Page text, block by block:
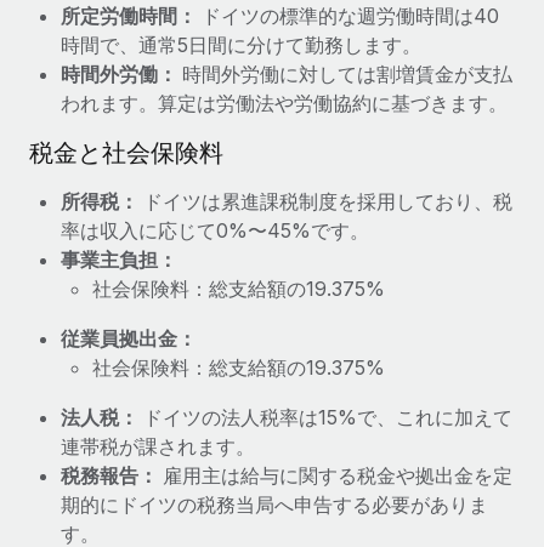
福利厚生
従業員の福利厚生を簡単に管理
ブログ
Remoteの製品アップデート：GustoとXeroの統合お
プラス）
Remoteの使命は、世界のどこにいても、あらゆる規模の企業が
業務に最適な人材を採用し、管理し、給与を支給できるようにす
ることです。この数週間で、新しい統合、機能、改良点をリリー
スしました。...
詳細を見る
給与詐欺：種類、事例、ビジネスを守る方法
給与, 賃金は詐欺の特に魅力的な標的です。多額の資金がシステ
ム間で頻繁に移動しているためです。このため、自社のビジネス
を保護することは極めて重要です。...
所定労働時間：
ドイツの標準的な週労働時間は40
時間で、通常5日間に分けて勤務します。
時間外労働： 時間外労働に対しては割増賃金が支払
われます。算定は労働法や労働協約に基づきます。
税金と社会保険料
所得税：
ドイツは累進課税制度を採用しており、税
率は収入に応じて0%〜45%です。
事業主負担：
社会保険料：総支給額の19.375%
従業員拠出金：
社会保険料：総支給額の19.375%
法人税：
ドイツの法人税率は15%で、これに加えて
連帯税が課されます。
税務報告： 雇用主は給与に関する税金や拠出金を定
期的にドイツの税務当局へ申告する必要がありま
す。